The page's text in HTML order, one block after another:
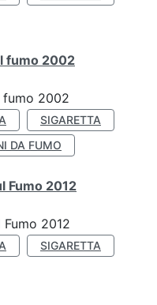
fumo 2002
fumo 2002
SIGARETTA
DA FUMO
Fumo 2012
2012
SIGARETTA